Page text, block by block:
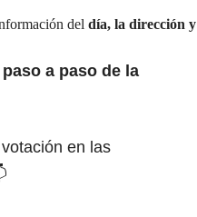
del día, la dirección y
a paso de la
en las